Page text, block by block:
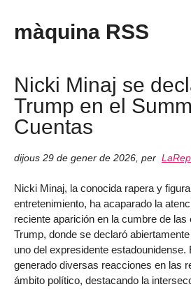
màquina RSS
Nicki Minaj se
Trump en el
Cuentas
dijous 29 de gener de 2026 per
Nicki Minaj, la conocida rapera y
entretenimiento, ha acaparado la
reciente aparición en la cumbre de las
Trump, donde se declaró
uno del expresidente estadounidense.
generado diversas reacciones en las
ámbito político, destacando la